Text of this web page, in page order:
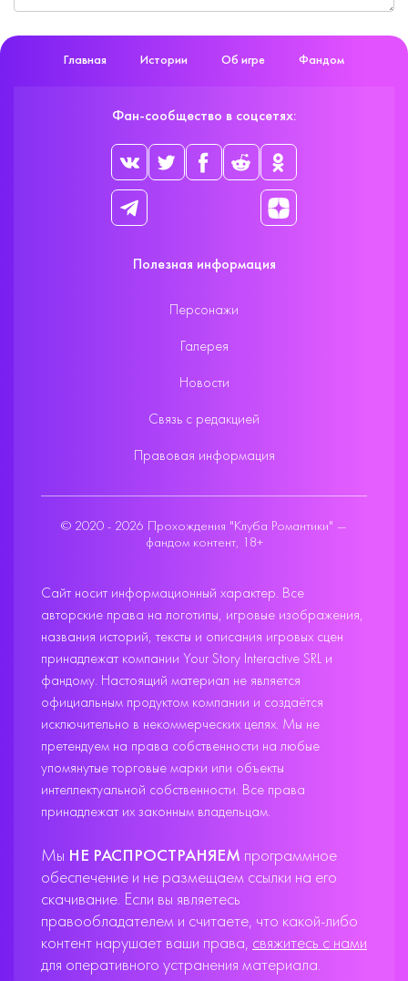
Главная Истории Об игре Фандом
Фан-сообщество в соцсетях:
Полезная информация
Персонажи
Галерея
Новости
Связь с редакцией
Правовая информация
© 2020 - 2026 Прохождения "Клуба Романтики" —
фандом контент, 18+
Сайт носит информационный характер. Все
авторские права на логотипы, игровые изображения,
названия историй, тексты и описания игровых сцен
принадлежат компании Your Story Interactive SRL и
фандому. Настоящий материал не является
официальным продуктом компании и создаётся
исключительно в некоммерческих целях. Мы не
претендуем на права собственности на любые
упомянутые торговые марки или объекты
интеллектуальной собственности. Все права
принадлежат их законным владельцам.
Мы НЕ РАСПРОСТРАНЯЕМ программное
обеспечение и не размещаем ссылки на его
скачивание. Если вы являетесь
правообладателем и считаете, что какой-либо
контент нарушает ваши права, свяжитесь с нами
для оперативного устранения материала.